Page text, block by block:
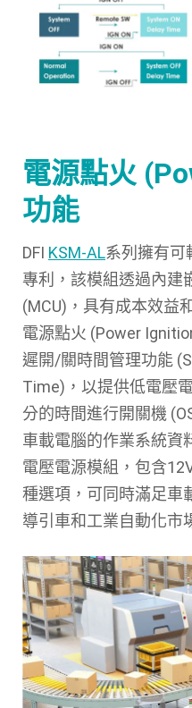
電源點火
功能
DFI KSM-AL系列擁有可
專利，該模組透過內建
(MCU)，具有成本效益
電源點火 (Power
遲開/關時間管理功能
Time)，以提供低電壓
分的時間進行開關機
車載電腦的作業系統資
電壓電源模組，包含
種選項，可同時滿足車
導引車和工業自動化市